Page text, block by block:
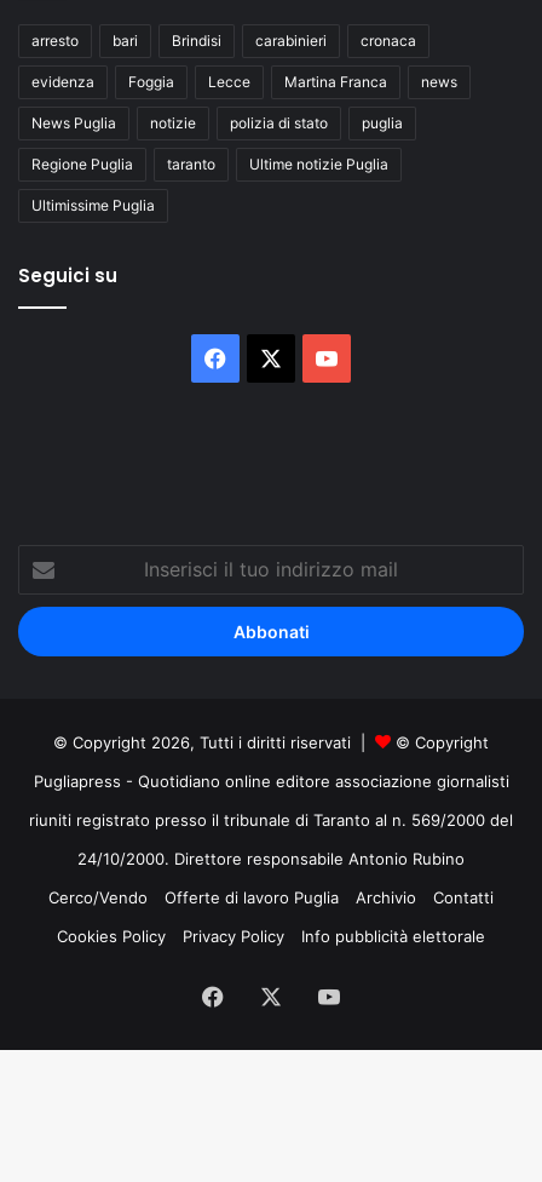
arresto bari Brindisi carabinieri cronaca
evidenza Foggia Lecce Martina Franca news
News Puglia notizie polizia di stato puglia
Regione Puglia taranto Ultime notizie Puglia
Ultimissime Puglia
Seguici su
Facebook
Inserisci
tuo
indirizzo
mail
© Copyright 2026, Tutti i diritti riservati |
© Copyright
Pugliapress - Quotidiano online editore associazione giornalisti
riuniti registrato presso il tribunale di Taranto al n. 569/2000 del
24/10/2000. Direttore responsabile Antonio Rubino
Cerco/Vendo
Offerte di lavoro Puglia Archivio
Contatti
Cookies Policy
Privacy Policy Info pubblicità elettorale
Facebook
Tube